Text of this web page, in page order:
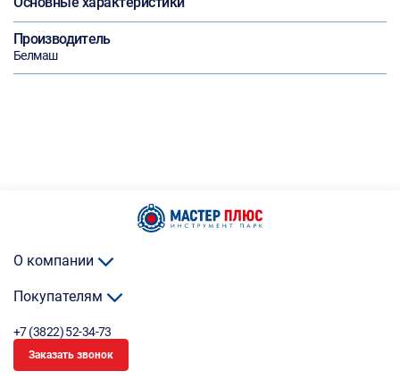
Производитель
Белмаш
О компании
Покупателям
+7 (3822) 52-34-73
Заказать звонок